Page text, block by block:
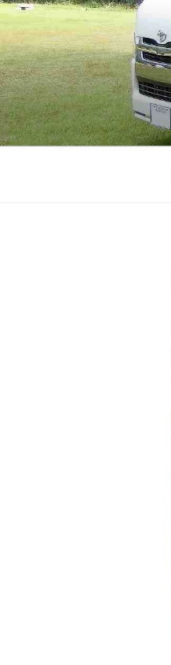
コ
テ
ン
ツ
へ
ス
キ